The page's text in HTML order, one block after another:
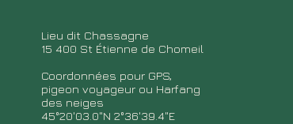
Lieu dit Chassagne
15 400 St Étienne de Chomeil
Coordonnées pour GPS,
pigeon voyageur ou Harfang
des neiges
45°20'03.0"N 2°36'39.4"E